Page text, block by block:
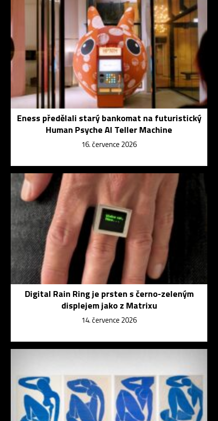
Eness předělali starý bankomat na futuristický
Human Psyche AI Teller Machine
16. července 2026
Digital Rain Ring je prsten s černo-zeleným
displejem jako z Matrixu
14. července 2026